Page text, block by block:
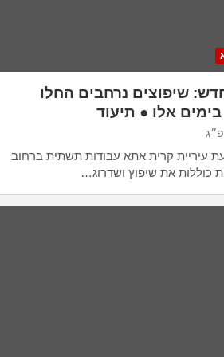
שיפוצים נרחבים החלו
בימים אלו ● תיעוד
עיריית קרית אתא עבודות תשתית ברחוב
כוללות את שיפוץ ושדרוג…